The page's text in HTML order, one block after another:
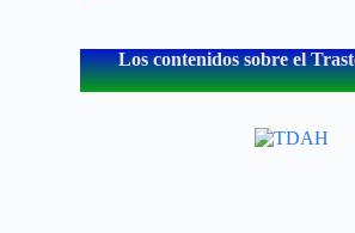
Los contenidos sobre el